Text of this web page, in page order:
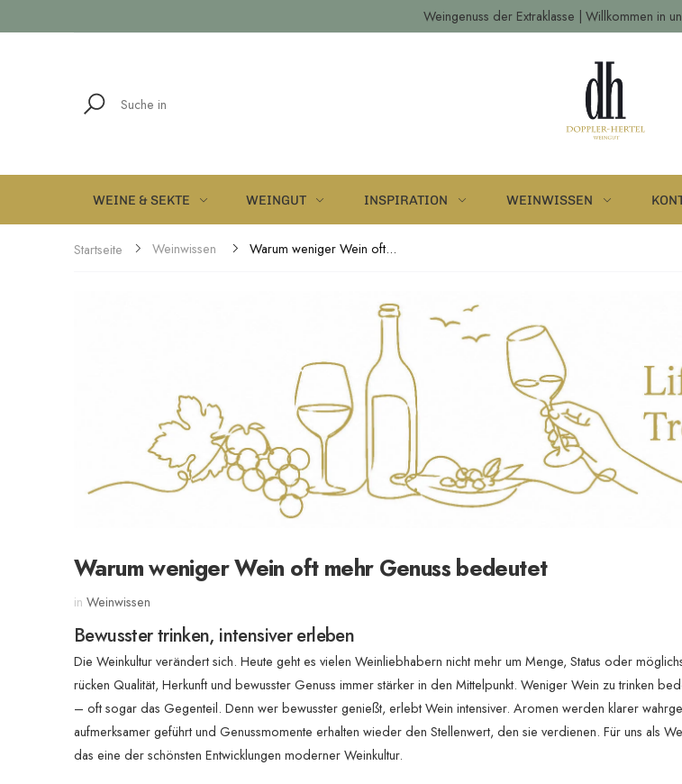
Weingenuss der Extraklasse | Willkommen in
WEINE & SEKTE WEINGUT INSPIRATION WEINWISSEN
Startseite Weinwissen Warum weniger Wein oft...
Warum weniger Wein oft mehr Genuss bedeutet
in Weinwissen
Bewusster trinken, intensiver erleben
Die Weinkultur verändert sich. Heute geht es vielen Weinliebhabern nicht mehr um Menge, Status oder
rücken Qualität, Herkunft und bewusster Genuss immer stärker in den Mittelpunkt. Weniger Wein zu trinken
– oft sogar das Gegenteil. Denn wer bewusster genießt, erlebt Wein intensiver. Aromen werden klarer
aufmerksamer geführt und Genussmomente erhalten wieder den Stellenwert, den sie verdienen. Für uns als
das eine der schönsten Entwicklungen moderner Weinkultur.